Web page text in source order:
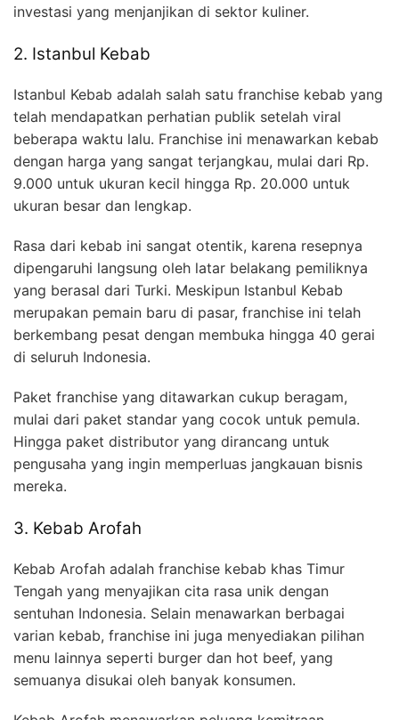
investasi yang menjanjikan di sektor kuliner.
2. Istanbul Kebab
Istanbul Kebab adalah salah satu franchise kebab yang
telah mendapatkan perhatian publik setelah viral
beberapa waktu lalu. Franchise ini menawarkan kebab
dengan harga yang sangat terjangkau, mulai dari Rp.
9.000 untuk ukuran kecil hingga Rp. 20.000 untuk
ukuran besar dan lengkap.
Rasa dari kebab ini sangat otentik, karena resepnya
dipengaruhi langsung oleh latar belakang pemiliknya
yang berasal dari Turki. Meskipun Istanbul Kebab
merupakan pemain baru di pasar, franchise ini telah
berkembang pesat dengan membuka hingga 40 gerai
di seluruh Indonesia.
Paket franchise yang ditawarkan cukup beragam,
mulai dari paket standar yang cocok untuk pemula.
Hingga paket distributor yang dirancang untuk
pengusaha yang ingin memperluas jangkauan bisnis
mereka.
3. Kebab Arofah
Kebab Arofah adalah franchise kebab khas Timur
Tengah yang menyajikan cita rasa unik dengan
sentuhan Indonesia. Selain menawarkan berbagai
varian kebab, franchise ini juga menyediakan pilihan
menu lainnya seperti burger dan hot beef, yang
semuanya disukai oleh banyak konsumen.